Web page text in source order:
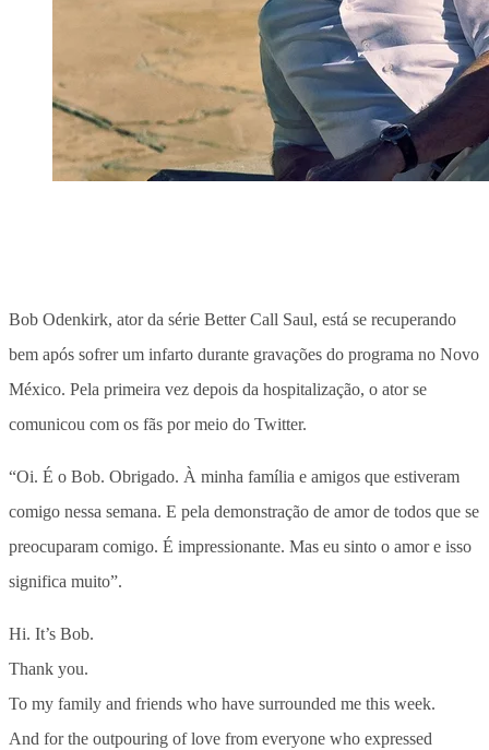
Bob Odenkirk, ator da série Better Call Saul, está se recuperando
bem após sofrer um infarto durante gravações do programa no Novo
México. Pela primeira vez depois da hospitalização, o ator se
comunicou com os fãs por meio do Twitter.
“Oi. É o Bob. Obrigado. À minha família e amigos que estiveram
comigo nessa semana. E pela demonstração de amor de todos que se
preocuparam comigo. É impressionante. Mas eu sinto o amor e isso
significa muito”.
Hi. It’s Bob.
Thank you.
To my family and friends who have surrounded me this week.
And for the outpouring of love from everyone who expressed